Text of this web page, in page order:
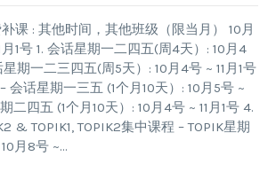
课 : 其他时间，其他班级（限当月） 10月
月1号 1. 会话星期一二四五(周4天）: 10月4
星期一二三四五(周5天）: 10月4号 ~ 11月1号
会话星期一三五 (1个月10天）: 10月5号 ~
二四五 (1个月10天）: 10月4号 ~ 11月1号 4.
& TOPIK1, TOPIK2集中课程 – TOPIK星期
月8号 ~…